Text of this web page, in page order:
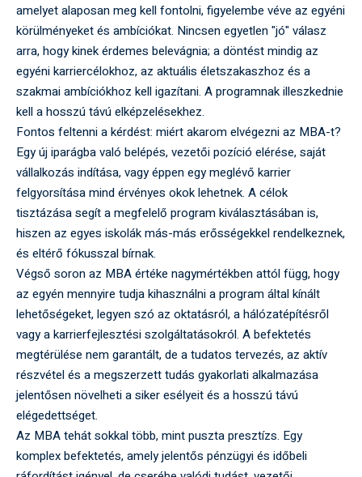
amelyet alaposan meg kell fontolni, figyelembe véve az egyéni
körülményeket és ambíciókat. Nincsen egyetlen "jó" válasz
arra, hogy kinek érdemes belevágnia; a döntést mindig az
egyéni karriercélokhoz, az aktuális életszakaszhoz és a
szakmai ambíciókhoz kell igazítani. A programnak illeszkednie
kell a hosszú távú elképzelésekhez.
Fontos feltenni a kérdést: miért akarom elvégezni az MBA-t?
Egy új iparágba való belépés, vezetői pozíció elérése, saját
vállalkozás indítása, vagy éppen egy meglévő karrier
felgyorsítása mind érvényes okok lehetnek. A célok
tisztázása segít a megfelelő program kiválasztásában is,
hiszen az egyes iskolák más-más erősségekkel rendelkeznek,
és eltérő fókusszal bírnak.
Végső soron az MBA értéke nagymértékben attól függ, hogy
az egyén mennyire tudja kihasználni a program által kínált
lehetőségeket, legyen szó az oktatásról, a hálózatépítésről
vagy a karrierfejlesztési szolgáltatásokról. A befektetés
megtérülése nem garantált, de a tudatos tervezés, az aktív
részvétel és a megszerzett tudás gyakorlati alkalmazása
jelentősen növelheti a siker esélyeit és a hosszú távú
elégedettséget.
Az MBA tehát sokkal több, mint puszta presztízs. Egy
komplex befektetés, amely jelentős pénzügyi és időbeli